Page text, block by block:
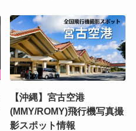
【沖縄】宮古空港
(MMY/ROMY)飛行機写真撮
影スポット情報